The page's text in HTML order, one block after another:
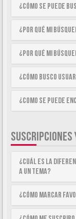
¿Cómo se puede
¿Por qué mi
¿Por qué mi
¿Cómo busco
¿Como se puede
SUSCRIPCIONES
¿Cuál es la
a un tema?
¿Cómo marcar